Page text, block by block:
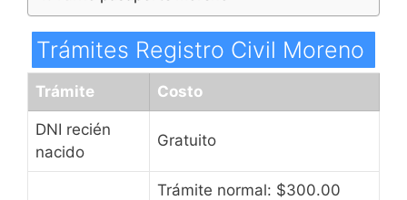
Trámites Registro Civil Moreno
Trámite Costo
DNI recién
nacido
Gratuito
Trámite normal: $300.00